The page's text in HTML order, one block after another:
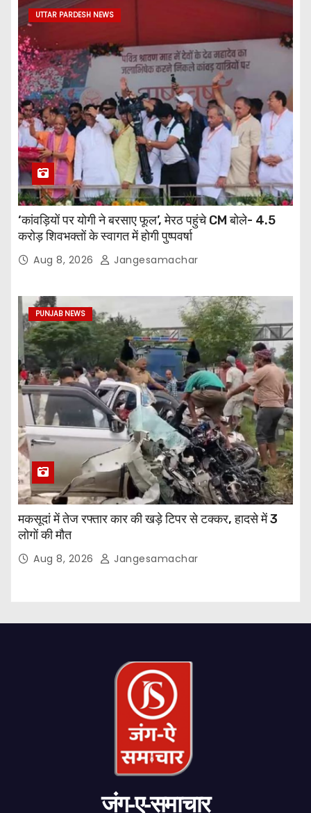
UTTAR PARDESH NEWS
‘कांवड़ियों पर योगी ने बरसाए फूल’, मेरठ पहुंचे CM बोले- 4.5
करोड़ शिवभक्तों के स्वागत में होगी पुष्पवर्षा
Aug 8, 2026 Jangesamachar
PUNJAB NEWS
मकसूदां में तेज रफ्तार कार की खड़े टिपर से टक्कर, हादसे में 3
लोगों की मौत
Aug 8, 2026 Jangesamachar
जंग-ए-समाचार